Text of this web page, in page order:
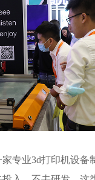
业3d打印机设备